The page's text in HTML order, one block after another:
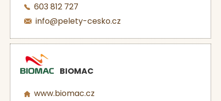
603 812 727
info@pelety-cesko.cz
BIOMAC
www.biomac.cz